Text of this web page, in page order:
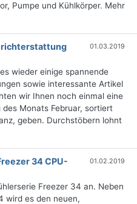
Pumpe und Kühlkörper. Mehr
01.03.2019
wieder einige spannende
sowie interessante Artikel
wir Ihnen noch einmal eine
Monats Februar, sortiert
geben. Durchstöbern lohnt
34 CPU-
01.02.2019
Freezer 34 an. Neben
wird es den neuen,